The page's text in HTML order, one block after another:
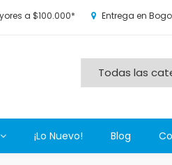
a $100.000* Entrega en
¡Lo Nuevo! Blog